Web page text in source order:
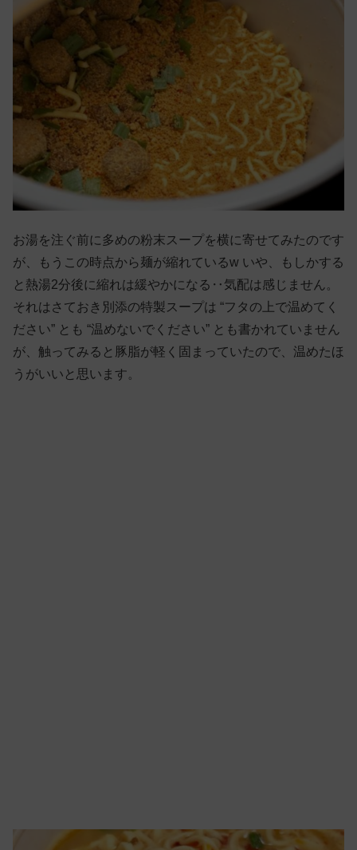
お湯を注ぐ前に多めの粉末スープを横に寄せてみたのです
が、もうこの時点から麺が縮れているw いや、もしかする
と熱湯2分後に縮れは緩やかになる‥気配は感じません。
それはさておき別添の特製スープは “フタの上で温めてく
ださい” とも “温めないでください” とも書かれていません
が、触ってみると豚脂が軽く固まっていたので、温めたほ
うがいいと思います。